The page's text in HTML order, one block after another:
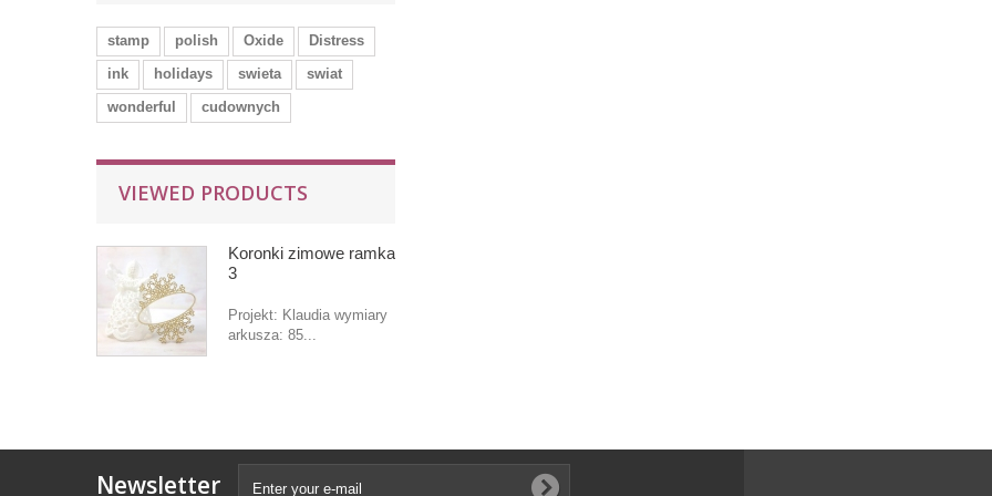
stamp polish Oxide
Distress
ink
holidays swieta
swiat
wonderful
cudownych
VIEWED PRODUCTS
Koronki zimowe ramka
3
Projekt: Klaudia wymiary
arkusza: 85...
Newsletter